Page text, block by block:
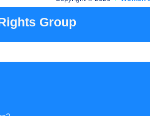
Group